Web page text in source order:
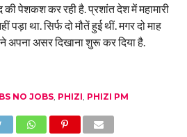
पेशकश कर रही है. प्रशांत देश में महामारी
था. सिर्फ दो मौतें हुई थीं. मगर दो माह
असर दिखाना शुरू कर दिया है.
NO JOBS, PHIZI, PHIZI PM